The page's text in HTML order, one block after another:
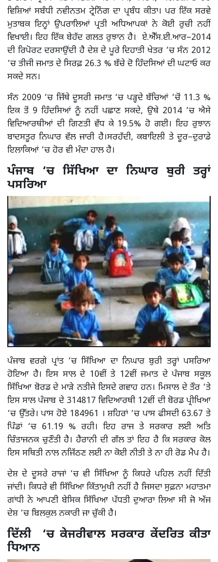
ਵਿਸ਼ਿਆਂ ਸਬੰਧੀ ਨਵੀਨਤਮ ਟ੍ਰੇਨਿੰਗ ਦਾ ਪ੍ਰਬੰਧ ਕੀਤਾ। ਪਰ ਇੱਕ ਸਰਵੇ
ਮੁਤਾਬਕ ਇਨ੍ਹਾਂ ਉਪਰਾਲਿਆਂ ਪ੍ਰਤੀ ਅਧਿਆਪਕਾਂ ਨੇ ਕੋਈ ਰੁਚੀ ਨਹੀਂ
ਵਿਖਾਈ। ਇਹ ਇੱਕ ਬੇਹੱਦ ਗਲਤ ਰੁਝਾਨ ਹੈ। ਏ.ਐੱਸ.ਈ.ਆਰ–2014
ਦੀ ਰਿਪੋਰਟ ਦਰਸਾਉਂਦੀ ਹੈ ਦੇਸ਼ ਦੇ ਪੂਰੇ ਦਿਹਾਤੀ ਖੇਤਰ ‘ਚ ਸੰਨ 2012
‘ਚ ਤੀਜੀ ਜਮਾਤ ਦੇ ਸਿਰਫ਼ 26.3 % ਬੱਚੇ ਦੋ ਹਿੰਦਸਿਆਂ ਦੀ ਘਟਾਓ ਕਰ
ਸਕਦੇ ਸਨ।
ਸੰਨ 2009 ‘ਚ ਜਿੱਥੇ ਦੂਸਰੀ ਜਮਾਤ ‘ਚ ਪੜ੍ਹਦੇ ਬੱਚਿਆਂ ‘ਚੋਂ 11.3 %
ਇਕ ਤੋਂ 9 ਹਿੰਦਸਿਆਂ ਨੂੰ ਨਹੀਂ ਪਛਾਣ ਸਕਦੇ, ਉਥੇ 2014 ‘ਚ ਐਸੇ
ਵਿਦਿਆਰਥੀਆਂ ਦੀ ਗਿਣਤੀ ਵੱਧ ਕੇ 19.5% ਹੋ ਗਈ। ਇਹ ਰੁਝਾਨ
ਬਾਦਸਤੂਰ ਨਿਘਾਰ ਵੱਲ ਜਾਰੀ ਹੈ।ਸਰਹੱਦੀ, ਕਬਾਇਲੀ ਤੇ ਦੂਰ–ਦੁਰਾਡੇ
ਇਲਾਕਿਆਂ ‘ਚ ਹੋਰ ਵੀ ਮੰਦਾ ਹਾਲ ਹੈ।
ਪੰਜਾਬ ‘ਚ ਸਿੱਖਿਆ ਦਾ ਨਿਘਾਰ ਬੁਰੀ ਤਰ੍ਹਾਂ
ਪਸਰਿਆ
ਪੰਜਾਬ ਵਰਗੇ ਪ੍ਰਾਂਤ ‘ਚ ਸਿੱਖਿਆ ਦਾ ਨਿਘਾਰ ਬੁਰੀ ਤਰ੍ਹਾਂ ਪਸਰਿਆ
ਹੋਇਆ ਹੈ। ਇਸ ਸਾਲ ਦੇ 10ਵੀਂ ਤੇ 12ਵੀਂ ਜਮਾਤ ਦੇ ਪੰਜਾਬ ਸਕੂਲ
ਸਿੱਖਿਆ ਬੋਰਡ ਦੇ ਮਾੜੇ ਨਤੀਜੇ ਇਸਦੇ ਗਵਾਹ ਹਨ। ਮਿਸਾਲ ਦੇ ਤੌਰ ‘ਤੇ
ਇਸ ਸਾਲ ਪੰਜਾਬ ਦੇ 314817 ਵਿਦਿਆਰਥੀ 12ਵੀਂ ਦੀ ਬੋਰਡ ਪ੍ਰੀਖਿਆ
‘ਚ ਉੱਤਰੇ। ਪਾਸ ਹੋਏ 184961 । ਸ਼ਹਿਰਾਂ ‘ਚ ਪਾਸ ਫੀਸਦੀ 63.67 ਤੇ
ਪਿੰਡਾਂ ‘ਚ 61.19 % ਰਹੀ। ਇਹ ਰਾਜ ਤੇ ਸਰਕਾਰ ਲਈ ਅਤਿ
ਚਿੰਤਾਜਨਕ ਚੁਣੌਤੀ ਹੈ। ਹੈਰਾਨੀ ਦੀ ਗੱਲ ਤਾਂ ਇਹ ਹੈ ਕਿ ਸਰਕਾਰ ਕੋਲ
ਇਸ ਸਥਿਤੀ ਨਾਲ ਨਜਿੱਠਣ ਲਈ ਨਾ ਕੋਈ ਨੀਤੀ ਤੇ ਨਾ ਹੀ ਰੋਡ ਮੈਪ ਹੈ।
ਦੇਸ਼ ਦੇ ਦੂਸਰੇ ਰਾਜਾਂ ‘ਚ ਵੀ ਸਿੱਖਿਆ ਨੂੰ ਕਿਧਰੇ ਪਹਿਲ ਨਹੀਂ ਦਿੱਤੀ
ਜਾਂਦੀ। ਕਿਧਰੇ ਵੀ ਸਿੱਖਿਆ ਕਿੱਤਾਮੁਖੀ ਨਹੀਂ ਹੈ ਜਿਸਦਾ ਸੁਫ਼ਨਾ ਮਹਾਤਮਾ
ਗਾਂਧੀ ਨੇ ਆਪਣੀ ਬੇਸਿਕ ਸਿੱਖਿਆ ਪੱਧਤੀ ਦੁਆਰਾ ਲਿਆ ਸੀ ਜੋ ਅੱਜ
ਦੇਸ਼ ‘ਚ ਬਿਲਕੁਲ ਨਕਾਰੀ ਜਾ ਚੁੱਕੀ ਹੈ।
ਦਿੱਲੀ ‘ਚ ਕੇਜਰੀਵਾਲ ਸਰਕਾਰ ਕੇਂਦਰਿਤ ਕੀਤਾ
ਧਿਆਨ